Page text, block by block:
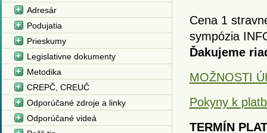
Cena 1
sympózia
Ďakujeme
MOŽNOSTI
Pokyny k
TERMÍN
Adresár
Podujatia
Prieskumy
Legislativne dokumenty
Metodika
CREPČ, CREUČ
Odporúčané zdroje a linky
Odporúčané videá